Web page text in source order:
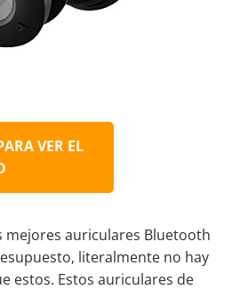
VER EL
mejores auriculares Bluetooth
literalmente no hay
estos. Estos auriculares de